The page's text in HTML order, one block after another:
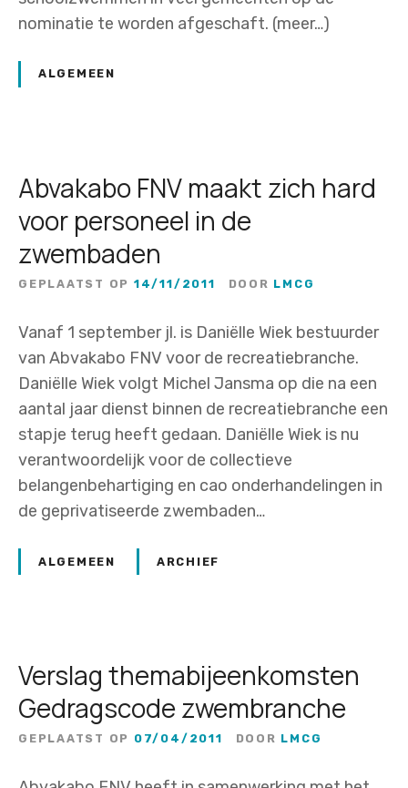
a
‘
a
n
m
e
g
e
v
o
l
g
e
n
e
i
g
i
nominatie te worden afgeschaft. (meer…)
ALGEMEEN
Abvakabo FNV maakt zich hard
voor personeel in de
zwembaden
GEPLAATST OP 14/11/2011 DOOR LMCG
Vanaf 1 september jl. is Daniëlle Wiek bestuurder
van Abvakabo FNV voor de recreatiebranche.
Daniëlle Wiek volgt Michel Jansma op die na een
aantal jaar dienst binnen de recreatiebranche een
stapje terug heeft gedaan. Daniëlle Wiek is nu
verantwoordelijk voor de collectieve
belangenbehartiging en cao onderhandelingen in
de geprivatiseerde zwembaden…
ALGEMEEN ARCHIEF
Verslag themabijeenkomsten
Gedragscode zwembranche
GEPLAATST OP 07/04/2011 DOOR LMCG